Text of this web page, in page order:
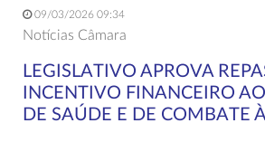
09/03/2026 09:34
Notícias Câmara
LEGISLATIVO APROVA
INCENTIVO FINANCEIRO
DE SAÚDE E DE COMBATE